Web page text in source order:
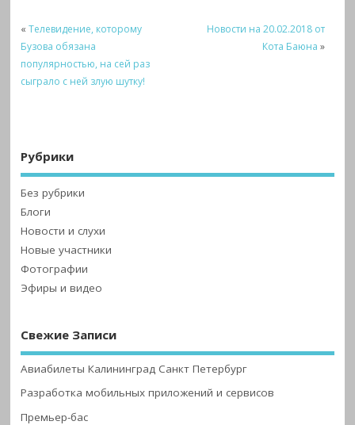
«Телевидение, которому
Бузова обязана
популярностью, на сей раз
сыграло с ней злую шутку!
Новости на 20.02.2018 от
Кота Баюна »
Рубрики
Без рубрики
Блоги
Новости и слухи
Новые участники
Фотографии
Эфиры и видео
Свежие Записи
Авиабилеты Калининград Санкт Петербург
Разработка мобильных приложений и сервисов
Премьер-бас